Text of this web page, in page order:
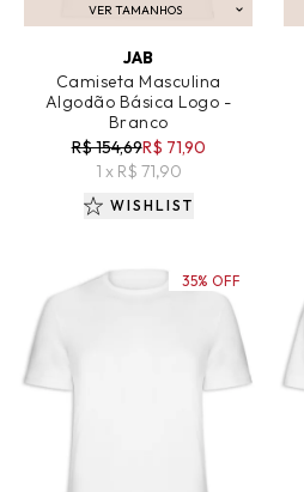
VER TAMANHOS
ADICIONAR AO CARRINHO
JAB
Camiseta Masculina
Algodão Básica Logo -
Branco
R$ 154,69R$ 71,90
1 x R$ 71,90
WISHLIST
35% OFF